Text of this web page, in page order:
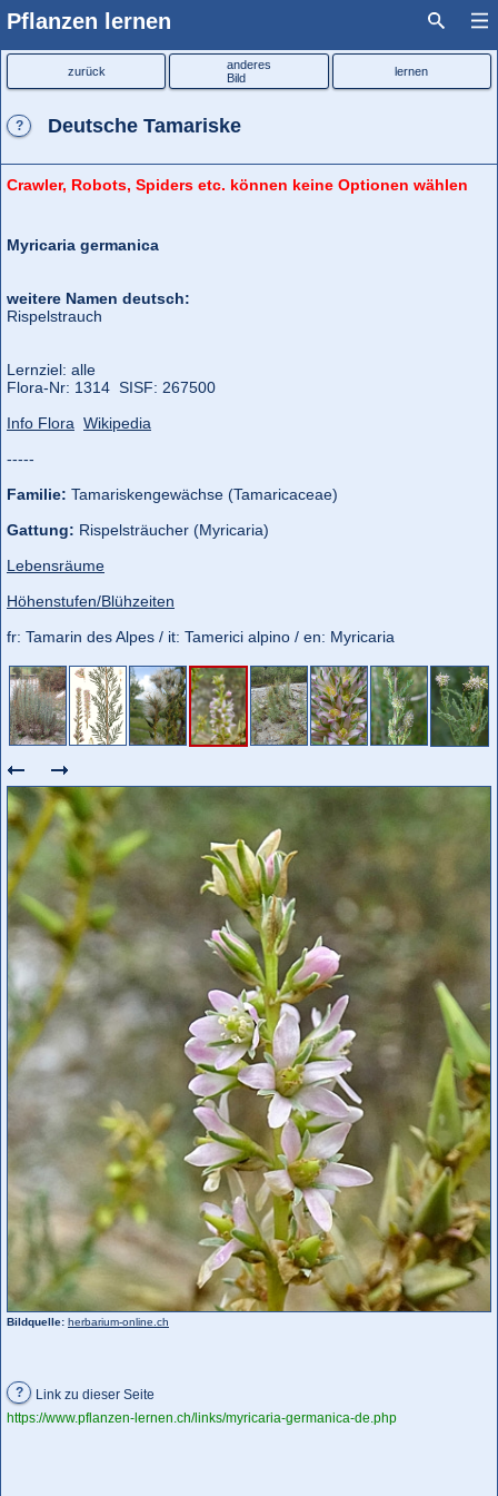
Pflanzen lernen
? Deutsche Tamariske
zurück
anderes
Bild
lernen
Crawler, Robots, Spiders etc. können keine Optionen wählen
Bildquelle: herbarium-online.ch
Myricaria germanica
weitere Namen deutsch:
Rispelstrauch
Lernziel: alle
Flora‑Nr: 1314 SISF: 267500
Info Flora Wikipedia
-----
Familie: Tamariskengewächse (Tamaricaceae)
Gattung: Rispelsträucher (Myricaria)
Lebensräume
Höhenstufen/Blühzeiten
fr: Tamarin des Alpes / it: Tamerici alpino / en: Myricaria
?
Link zu dieser Seite
https://www.pflanzen-lernen.ch/links/myricaria-germanica-de.php